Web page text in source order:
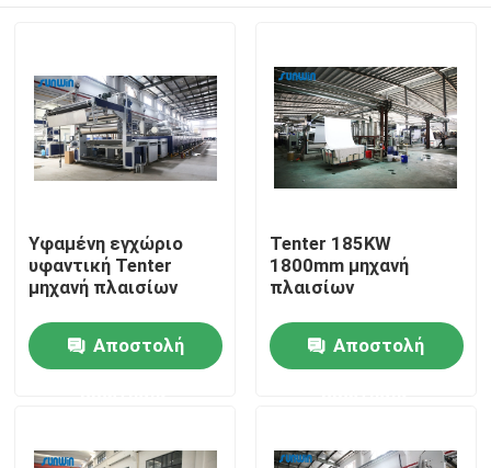
Σπίτι
Επαφές
Υφαμένη εγχώριο
υφαντική Tenter
μηχανή πλαισίων
Αποστολή
Tenter 185KW
1800mm μηχανή
πλαισίων
Αποστολή